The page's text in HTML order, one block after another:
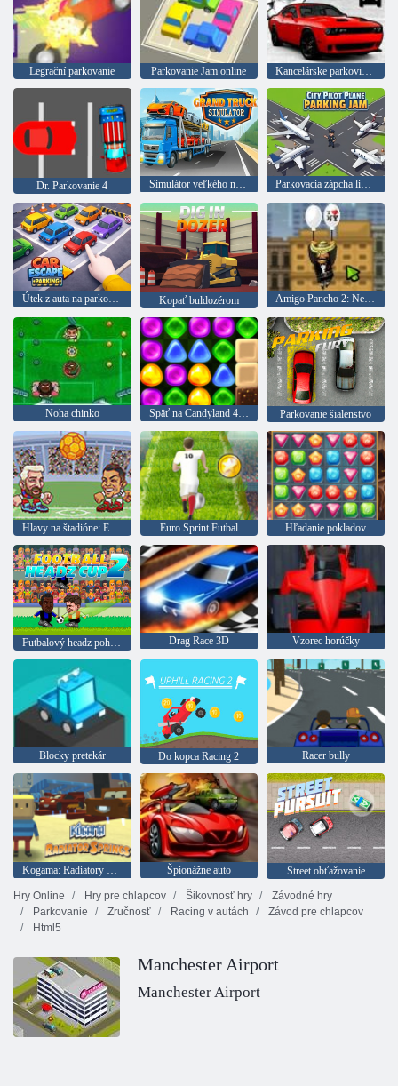
Legrační parkovanie Parkovanie Jam online Kancelárske parkovisko
Dr. Parkovanie 4 Simulátor veľkého nákladného auta Parkovacia zápcha lietadla City pilot
Útek z auta na parkovisku Kopať buldozérom Amigo Pancho 2: New York Party
Noha chinko Späť na Candyland 4: Lollipop Garden Parkovanie šialenstvo
Hlavy na štadióne: Euro futbal Euro Sprint Futbal Hľadanie pokladov
Drag Race 3D Vzorec horúčky
Blocky pretekár Do kopca Racing 2 Racer bully
Kogama: Radiatory Springs Špionážne auto
Street obťažovanie
Hry Online
Hry pre chlapcov Šikovnosť hry
Závodné hry
Parkovanie
Zručnosť Racing v autách
Závod pre chlapcov
Html5
Manchester Airport
Manchester Airport